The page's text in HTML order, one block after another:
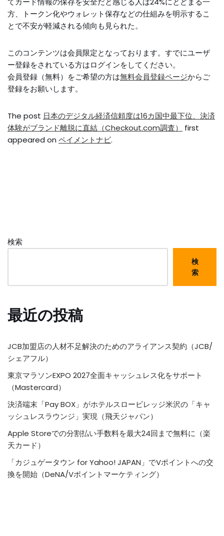
方、トークン化やウォレット保存などの仕組みを明示するこ
とで不安が軽減される傾向も見られた。
このコンテンツは会員限定となっております。すでにユーザ
ー登録をされている方はログインをしてください。
会員登録（無料）をご希望の方は無料会員登録ページからご
登録をお願いします。
The post 日本のデジタル経済信頼度は16カ国中最下位、決済
体験がブランド離脱に直結（Checkout.com調査）
first
appeared on ペイメントナビ.
検索
検
索
最近の投稿
JCB加盟店の人材不足解決のためのアライアンス契約（JCB/
シェアフル）
東京マラソンEXPO 2027全面キャッシュレス化をサポート
（Mastercard）
決済端末「Pay BOX」がホテルスロービレッジ米沢の「キャ
ッシュレスラウンジ」実現（飛天ジャパン）
Apple Storeでの分割払い手数料を最大24回まで無料に（楽
天カード）
「カジュゲータウン for Yahoo! JAPAN」でVポイントへの交
換を開始（DeNA/Vポイントマーケティング）